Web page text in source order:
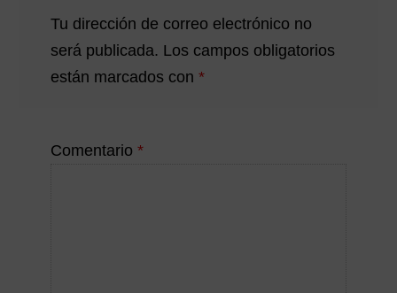
Tu dirección de correo electrónico no
será publicada. Los campos obligatorios
están marcados con*
Comentario*